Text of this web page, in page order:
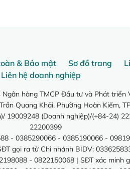
& Bảo mật Sơ đồ trang
Liên hệ doanh nghiệp
hàng TMCP Đầu tư và Phát triển
Quang Khải, Phường Hoàn Kiếm,
19009248 (Doanh nghiệp)/(+84-24)
22200399
- 0385290066 - 0385190066 -
gọi ra từ Chi nhánh BIDV:
- 0822150068 | SĐT xác minh